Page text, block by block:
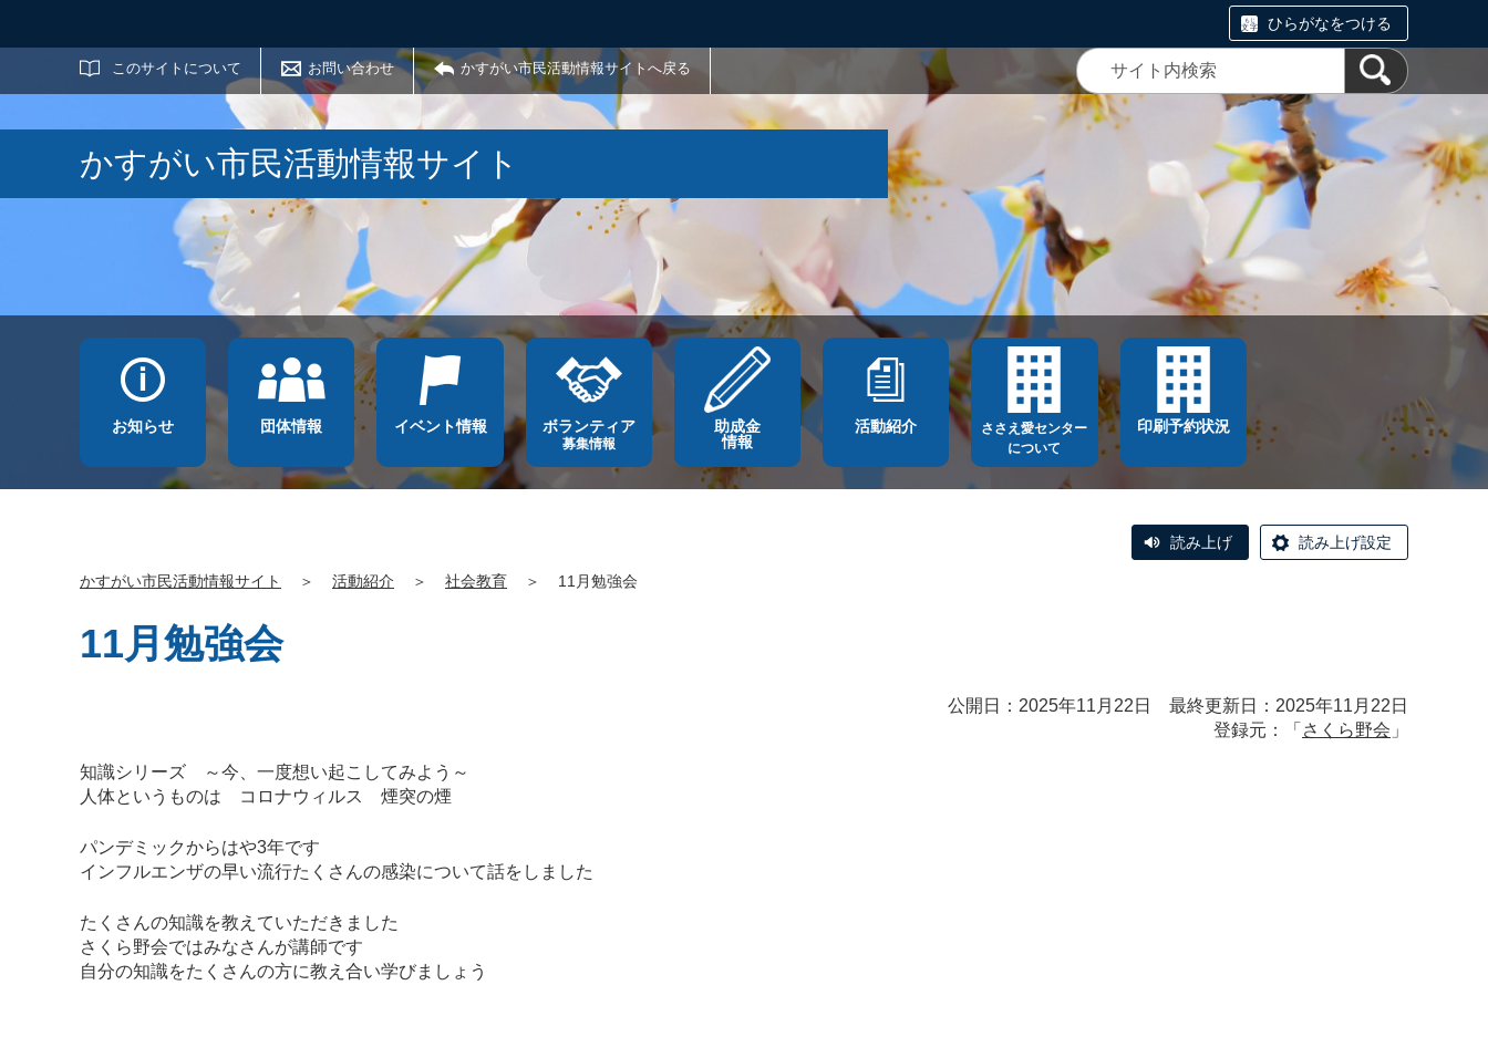
ひらがなをつける
このサイトについて お問い合わせ かすがい市民活動情報サイトへ戻る
サイト内検索
かすがい市民活動情報サイト
お知らせ 団体情報 イベント情報 ボランティア
募集情報
助成金
情報
活動紹介
ささえ愛センター
について
印刷予約状況
読み上げ 読み上げ設定
かすがい市民活動情報サイト ＞ 活動紹介 ＞ 社会教育 ＞ 11月勉強会
11月勉強会
公開日：2025年11月22日 最終更新日：2025年11月22日
登録元：「 さくら野会 」
知識シリーズ ～今、一度想い起こしてみよう～
人体というものは コロナウィルス 煙突の煙
パンデミックからはや3年です
インフルエンザの早い流行たくさんの感染について話をしました
たくさんの知識を教えていただきました
さくら野会ではみなさんが講師です
自分の知識をたくさんの方に教え合い学びましょう